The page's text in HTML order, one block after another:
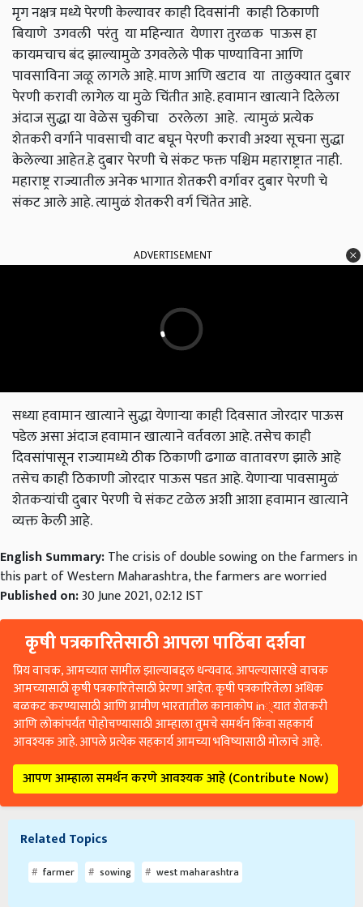
मृग नक्षत्र मध्ये पेरणी केल्यावर काही दिवसांनी काही ठिकाणी
बियाणे उगवली परंतु या महिन्यात येणारा तुरळक पाऊस हा
कायमचाच बंद झाल्यामुळे उगवलेले पीक पाण्याविना आणि
पावसाविना जळू लागले आहे. माण आणि खटाव या तालुक्यात दुबार
पेरणी करावी लागेल या मुळे चिंतीत आहे. हवामान खात्याने दिलेला
अंदाज सुद्धा या वेळेस चुकीचा ठरलेला आहे. त्यामुळं प्रत्येक
शेतकरी वर्गाने पावसाची वाट बघून पेरणी करावी अश्या सूचना सुद्धा
केलेल्या आहेत.हे दुबार पेरणी चे संकट फक्त पश्चिम महाराष्ट्रात नाही.
महाराष्ट्र राज्यातील अनेक भागात शेतकरी वर्गावर दुबार पेरणी चे
संकट आले आहे. त्यामुळं शेतकरी वर्ग चिंतेत आहे.
सध्या हवामान खात्याने सुद्धा येणाऱ्या काही दिवसात जोरदार पाऊस
पडेल असा अंदाज हवामान खात्याने वर्तवला आहे. तसेच काही
दिवसांपासून राज्यामध्ये ठीक ठिकाणी ढगाळ वातावरण झाले आहे
तसेच काही ठिकाणी जोरदार पाऊस पडत आहे. येणाऱ्या पावसामुळं
शेतकऱ्यांची दुबार पेरणी चे संकट टळेल अशी आशा हवामान खात्याने
व्यक्त केली आहे.
this part of Western Maharashtra, the farmers are worried
Published on:30 June 2021, 02:12 IST
कृषी पत्रकारितेसाठी आपला पाठिंबा दर्शवा
प्रिय वाचक, आमच्यात सामील झाल्याबद्दल धन्यवाद. आपल्यासारखे वाचक
आमच्यासाठी कृषी पत्रकारितेसाठी प्रेरणा आहेत. कृषी पत्रकारितेला अधिक
बळकट करण्यासाठी आणि ग्रामीण भारतातील कानाकोप in्यात शेतकरी
आणि लोकांपर्यंत पोहोचण्यासाठी आम्हाला तुमचे समर्थन किंवा सहकार्य
आवश्यक आहे. आपले प्रत्येक सहकार्य आमच्या भविष्यासाठी मोलाचे आहे.
आपण आम्हाला समर्थन करणे आवश्यक आहे (Contribute Now)